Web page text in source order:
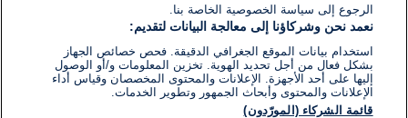
الرجوع إلى سياسة الخصوصية الخاصة بنا.
نعمد نحن وشركاؤنا إلى معالجة البيانات لتقديم:
استخدام بيانات الموقع الجغرافي الدقيقة. فحص خصائص الجهاز
بشكل فعال من أجل تحديد الهوية. تخزين المعلومات و/أو الوصول
إليها على أحد الأجهزة. الإعلانات والمحتوى المخصصان وقياس أداء
الإعلانات والمحتوى وأبحاث الجمهور وتطوير الخدمات.
قائمة الشركاء (المورّدون)